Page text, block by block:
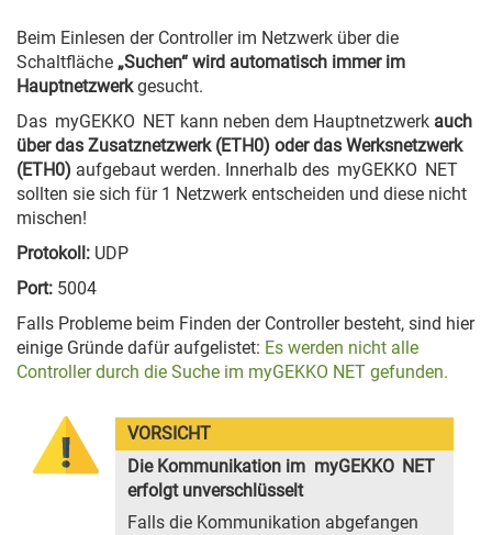
Beim Einlesen der Controller im Netzwerk über die
Schaltfläche „Suchen“ wird automatisch immer im
Hauptnetzwerkgesucht.
Das myGEKKO NET kann neben dem Hauptnetzwerk auch
über das Zusatznetzwerk (ETH0) oder das Werksnetzwerk
(ETH0) aufgebaut werden. Innerhalb des myGEKKO NET
sollten sie sich für 1 Netzwerk entscheiden und diese nicht
mischen!
Protokoll: UDP
Port: 5004
Falls Probleme beim Finden der Controller besteht, sind hier
einige Gründe dafür aufgelistet: Es werden nicht alle
Controller durch die Suche im myGEKKO NET gefunden.
VORSICHT
Die Kommunikation im myGEKKO NET
erfolgt unverschlüsselt
Falls die Kommunikation abgefangen